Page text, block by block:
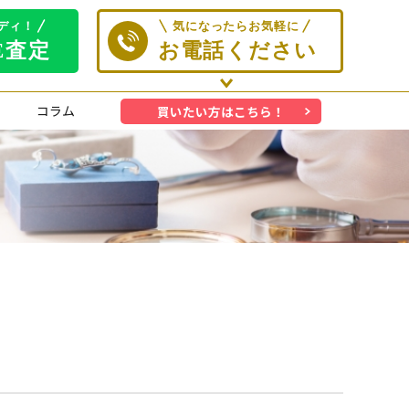
コラム 買いたい方はこちら！